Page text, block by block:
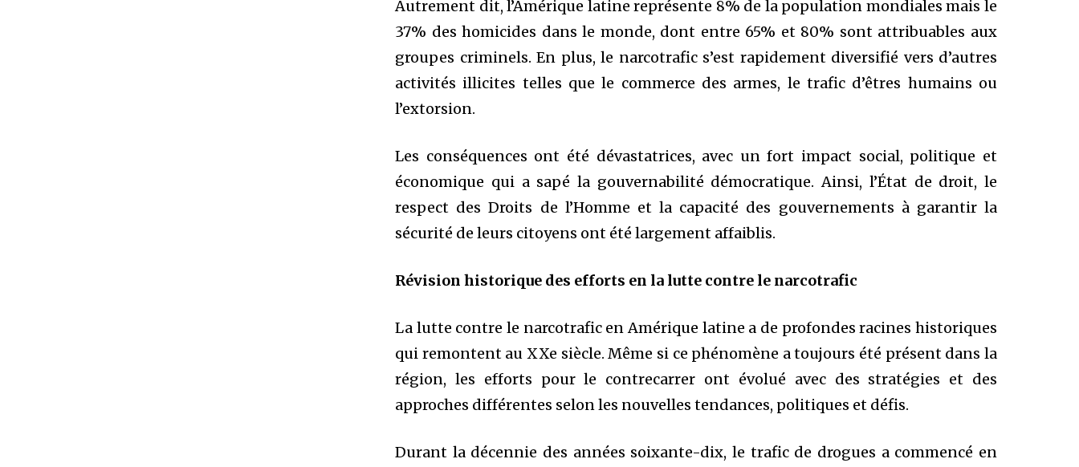
Autrement dit, l’Amérique latine représente 8% de la population mondiales mais le
37% des homicides dans le monde, dont entre 65% et 80% sont attribuables aux
groupes criminels. En plus, le narcotrafic s’est rapidement diversifié vers d’autres
activités illicites telles que le commerce des armes, le trafic d’êtres humains ou
l’extorsion.
Les conséquences ont été dévastatrices, avec un fort impact social, politique et
économique qui a sapé la gouvernabilité démocratique. Ainsi, l’État de droit, le
respect des Droits de l’Homme et la capacité des gouvernements à garantir la
sécurité de leurs citoyens ont été largement affaiblis.
Révision historique des efforts en la lutte contre le narcotrafic
La lutte contre le narcotrafic en Amérique latine a de profondes racines historiques
qui remontent au XXe siècle. Même si ce phénomène a toujours été présent dans la
région, les efforts pour le contrecarrer ont évolué avec des stratégies et des
approches différentes selon les nouvelles tendances, politiques et défis.
Durant la décennie des années soixante-dix, le trafic de drogues a commencé en